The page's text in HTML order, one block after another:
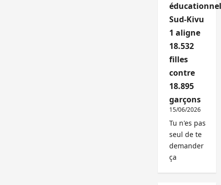
Sud-Kivu
1 aligne
18.532
filles
contre
18.895
garçons
15/06/2026
Tu n'es pas
seul de te
demander
ça